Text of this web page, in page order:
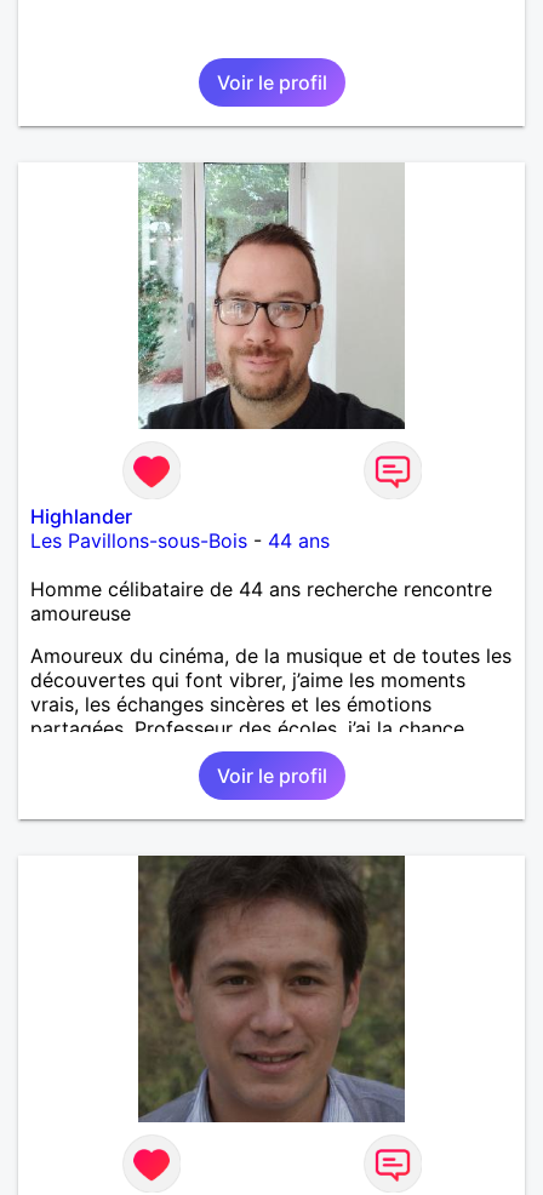
Voir le profil
Highlander
Les Pavillons-sous-Bois - 44 ans
Homme célibataire de 44 ans recherche rencontre
amoureuse
Amoureux du cinéma, de la musique et de toutes les
découvertes qui font vibrer, j’aime les moments
vrais, les échanges sincères et les émotions
partagées. Professeur des écoles, j’ai la chance
d’exercer un métier qui me ressemble : transmettre,
éveiller, encourager. Il y a quelque chose de
précieux dans la sincérité des enfants qu’on perd
parfois en grandissant. J’écris aussi un roman — un
avec beaucoup d’envie, entre imagination et quête
de sens. Entre un bon film, un concert, un resto
improvisé ou une soirée plus tranquille à refaire le
monde, je suis partant. Je recherche une femme
authentique, curieuse, avec qui partager autant les
discussions que les moments simples. Si tu aimes
t’émerveiller et créer une belle complicité, faisons
Voir le profil